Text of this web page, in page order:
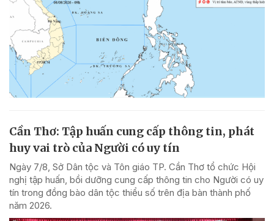
Cần Thơ: Tập huấn cung cấp thông tin, phát
huy vai trò của Người có uy tín
Ngày 7/8, Sở Dân tộc và Tôn giáo TP. Cần Thơ tổ chức Hội
nghị tập huấn, bồi dưỡng cung cấp thông tin cho Người có uy
tín trong đồng bào dân tộc thiểu số trên địa bàn thành phố
năm 2026.